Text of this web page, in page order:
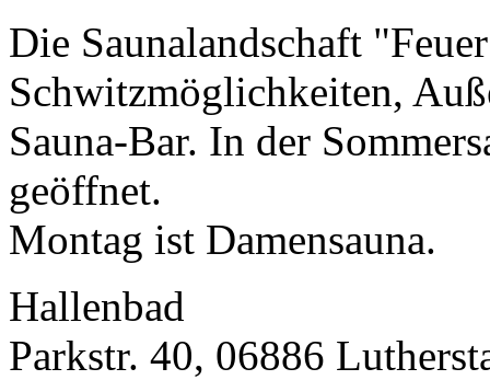
Die Saunalandschaft
Schwitzmöglichkeiten,
Sauna-Bar. In der
geöffnet.
Montag ist Damensauna.
Hallenbad
Parkstr. 40, 06886